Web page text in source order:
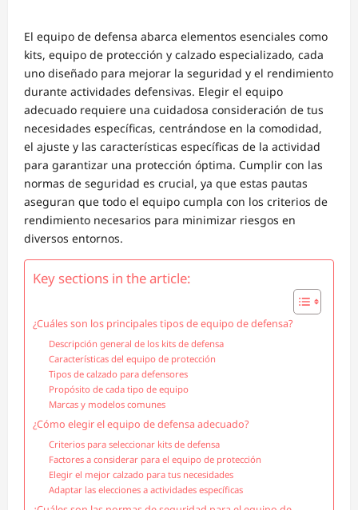
El equipo de defensa abarca elementos esenciales como
kits, equipo de protección y calzado especializado, cada
uno diseñado para mejorar la seguridad y el rendimiento
durante actividades defensivas. Elegir el equipo
adecuado requiere una cuidadosa consideración de tus
necesidades específicas, centrándose en la comodidad,
el ajuste y las características específicas de la actividad
para garantizar una protección óptima. Cumplir con las
normas de seguridad es crucial, ya que estas pautas
aseguran que todo el equipo cumpla con los criterios de
rendimiento necesarios para minimizar riesgos en
diversos entornos.
Key sections in the article:
¿Cuáles son los principales tipos de equipo de defensa?
Descripción general de los kits de defensa
Características del equipo de protección
Tipos de calzado para defensores
Propósito de cada tipo de equipo
Marcas y modelos comunes
¿Cómo elegir el equipo de defensa adecuado?
Criterios para seleccionar kits de defensa
Factores a considerar para el equipo de protección
Elegir el mejor calzado para tus necesidades
Adaptar las elecciones a actividades específicas